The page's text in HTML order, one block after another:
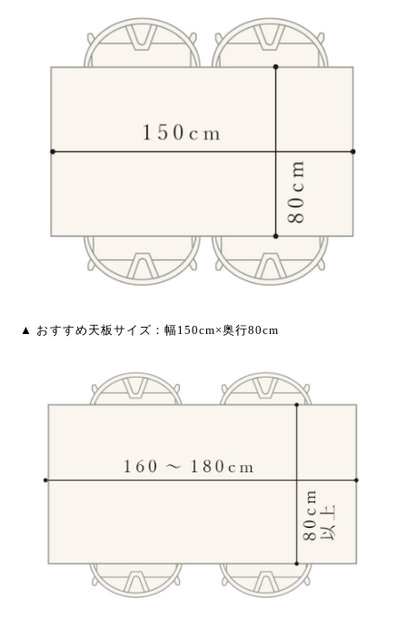
▲ おすすめ天板サイズ：幅150cm×奥行80cm